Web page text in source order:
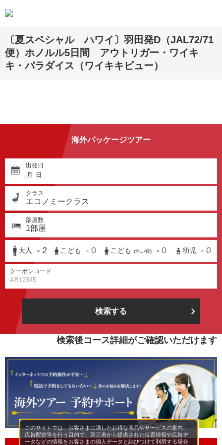
〔夏スペシャル ハワイ〕羽田発D（JAL72/71
便）ホノルル5日間 アウトリガー・ワイキ
キ・パラダイス（ワイキキビュー）
海外パッケージツアー
出発日
月
日
クラス
エコノミークラス
部屋数
1部屋
大人 × 2 こども × 0 こども (添い寝) × 0 幼児 × 0
クーポンコード
検索する
検索後コース詳細がご確認いただけます
このサイトでは、お客さまに適したお得な商品やサービスの案内、
広告配信等を行う目的で、第三者から提供された位置情報や広告デ
ータなどの情報をお客さまの個人データと結びつけて利用する場合